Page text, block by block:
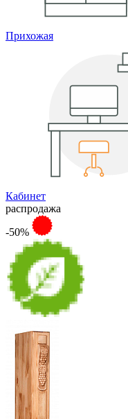
Прихожая
Кабинет
распродажа
-50%